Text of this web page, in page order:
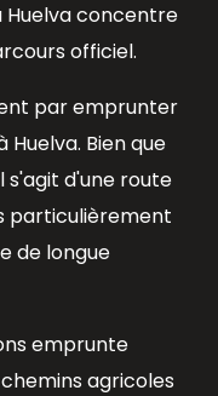
Huelva concentre
officiel.
par emprunter
Bien que
s'agit d'une route
particulièrement
de longue
emprunte
agricoles